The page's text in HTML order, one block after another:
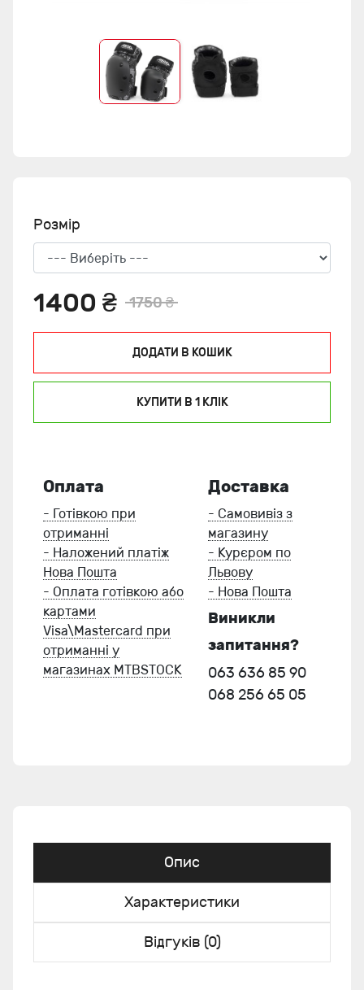
Розмір
1400 ₴ 1750 ₴
ДОДАТИ В КОШИК
КУПИТИ В 1 КЛIК
Оплата
- Готівкою при
отриманні
- Наложений платіж
Нова Пошта
- Оплата готівкою або
картами
Visa\Mastercard при
отриманні у
магазинах MTBSTOCK
Доставка
- Самовивіз з
магазину
- Курєром по
Львову
- Нова Пошта
Виникли
запитання?
063 636 85 90
068 256 65 05
Опис
Характеристики
Відгуків (0)